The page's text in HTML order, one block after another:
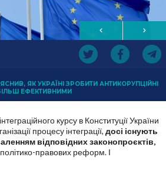
ЯК УКРАЇНІ ЗРОБИТИ АНТИКОРУПЦІЙНІ
БІЛЬШ ЕФЕКТИВНИМИ
курсу в Конституції України
процесу інтеграції, досі існують
відповідних законопроєктів,
правових реформ. І